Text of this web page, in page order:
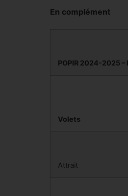
En complément
POPIR 2024-2025
Volets
Attrait